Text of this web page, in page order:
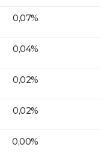
0,07%
0,04%
0,02%
0,02%
0,00%